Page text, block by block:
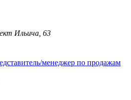
Ильича, 63
менеджер по продажам